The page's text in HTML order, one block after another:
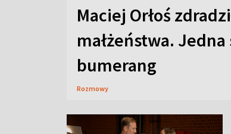
Maciej Orłoś
małżeństwa.
bumerang
Rozmowy